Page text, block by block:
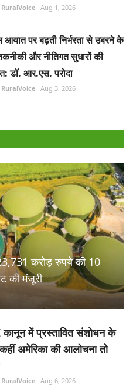
Aug 1, 2026
आयात पर बढ़ती निर्भरता से उबरने के
और नीतिगत सुधारों की
डॉ. आर.एस. परोदा
Aug 3, 2026
करोड़ रुपये की 10
की मंजूरी
में प्रस्तावित संशोधन के
अमेरिका की आलोचना तो
Aug 6, 2026